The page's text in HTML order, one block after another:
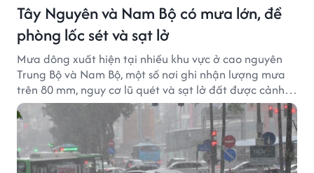
Tây Nguyên và Nam Bộ có mưa lớn, đề
phòng lốc sét và sạt lở
Mưa dông xuất hiện tại nhiều khu vực ở cao nguyên
Trung Bộ và Nam Bộ, một số nơi ghi nhận lượng mưa
trên 80 mm, nguy cơ lũ quét và sạt lở đất được cảnh
báo.